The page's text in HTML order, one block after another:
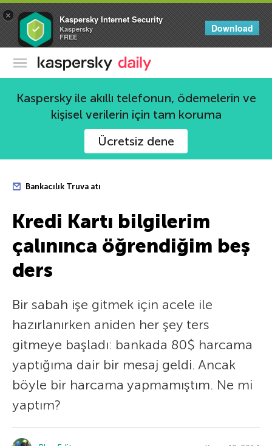
× Kaspersky Internet Security
Kaspersky
FREE
Download
Kaspersky Resmi Blogu
Kaspersky ile akıllı telefonun, ödemelerin ve
kişisel verilerin için tam koruma
Ücretsiz dene
Bankacılık Truva atı
Kredi Kartı bilgilerim
çalınınca öğrendiğim beş
ders
Bir sabah işe gitmek için acele ile
hazırlanırken aniden her şey ters
gitmeye başladı: bankada 80$ harcama
yaptığıma dair bir mesaj geldi. Ancak
böyle bir harcama yapmamıştım. Ne mi
yaptım?